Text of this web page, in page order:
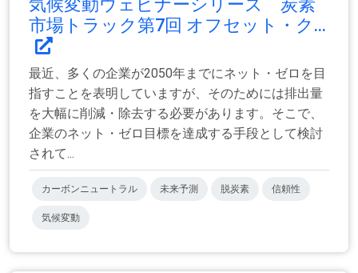
気候変動ウェビナーシリーズ 炭素
市場トラック第7回 オフセット・ク...
最近、多くの企業が2050年までにネット・ゼロを目
指すことを表明していますが、そのためには排出量
を大幅に削減・除去する必要があります。そこで、
企業のネット・ゼロ目標を達成する手段として検討
されて...
カーボンニュートラル 未来予測 脱炭素 信頼性
気候変動